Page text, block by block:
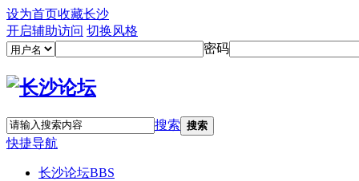
设为首页收藏长沙
开启辅助访问 切换风格
密码
搜索 搜索
快捷导航
长沙论坛BBS